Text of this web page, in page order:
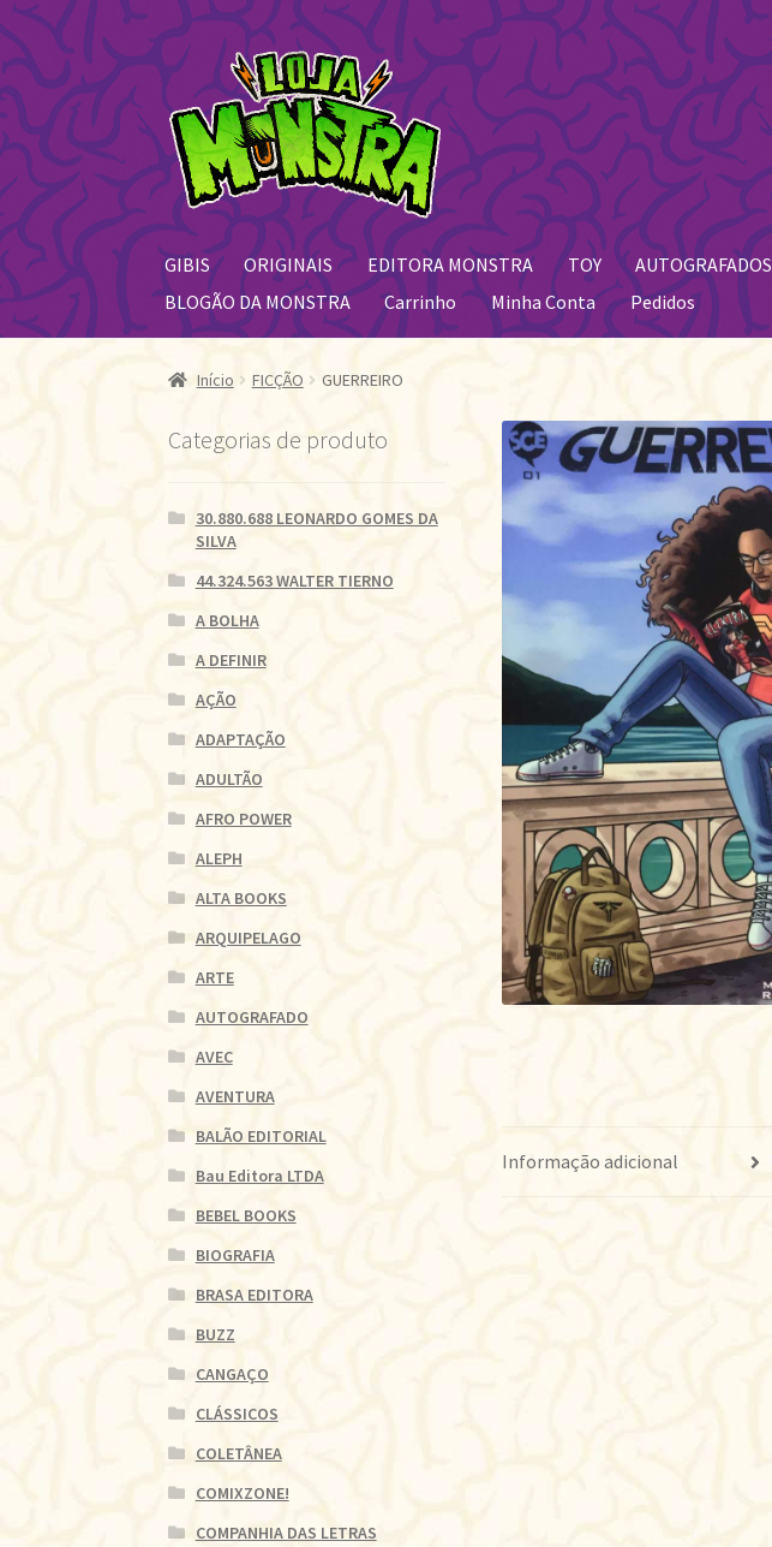
Pular
para
navegação
Pular
para
o
conteúdo
GIBIS ORIGINAIS EDITORA MONSTRA TOY AUTOGRAFADOS
BLOGÃO DA MONSTRA
Carrinho Minha Conta Pedidos
Início FICÇÃO GUERREIRO
Informação adicional
Categorias de produto
30.880.688 LEONARDO GOMES DA
SILVA
44.324.563 WALTER TIERNO
A BOLHA
A DEFINIR
AÇÃO
ADAPTAÇÃO
ADULTÃO
AFRO POWER
ALEPH
ALTA BOOKS
ARQUIPELAGO
ARTE
AUTOGRAFADO
AVEC
AVENTURA
BALÃO EDITORIAL
Bau Editora LTDA
BEBEL BOOKS
BIOGRAFIA
BRASA EDITORA
BUZZ
CANGAÇO
CLÁSSICOS
COLETÂNEA
COMIXZONE!
COMPANHIA DAS LETRAS